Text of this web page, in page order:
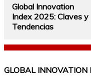
Global Innovation
Index 2025: Claves y
Tendencias
GLOBAL